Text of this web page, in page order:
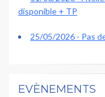
disponible + TP
25/05/2026 - Pas
EVÈNEMENTS